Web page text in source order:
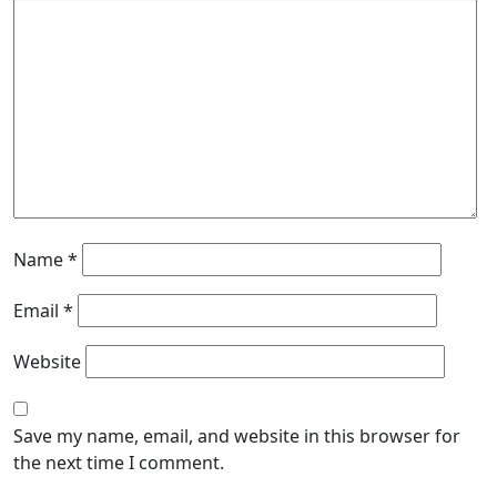
Name*
Email *
Website
Save my name, email, and website in this browser for
the next time I comment.